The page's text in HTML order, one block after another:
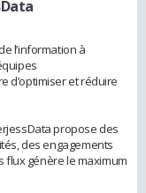
l’information à
d’optimiser et réduire
propose des
des engagements
flux génère le maximum